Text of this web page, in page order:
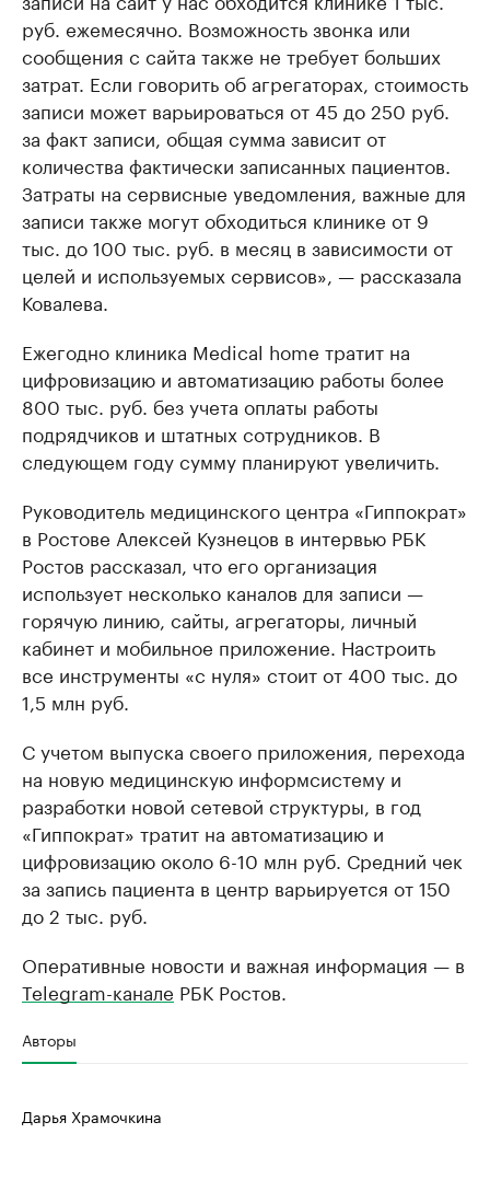
руб. ежемесячно. Возможность звонка или
сообщения с сайта также не требует больших
затрат. Если говорить об агрегаторах, стоимость
записи может варьироваться от 45 до 250 руб.
за факт записи, общая сумма зависит от
количества фактически записанных пациентов.
Затраты на сервисные уведомления, важные для
записи также могут обходиться клинике от 9
тыс. до 100 тыс. руб. в месяц в зависимости от
целей и используемых сервисов», — рассказала
Ковалева.
Ежегодно клиника Medical home тратит на
цифровизацию и автоматизацию работы более
800 тыс. руб. без учета оплаты работы
подрядчиков и штатных сотрудников. В
следующем году сумму планируют увеличить.
Руководитель медицинского центра «Гиппократ»
в Ростове Алексей Кузнецов в интервью РБК
Ростов рассказал, что его организация
использует несколько каналов для записи —
горячую линию, сайты, агрегаторы, личный
кабинет и мобильное приложение. Настроить
все инструменты «с нуля» стоит от 400 тыс. до
1,5 млн руб.
С учетом выпуска своего приложения, перехода
на новую медицинскую информсистему и
разработки новой сетевой структуры, в год
«Гиппократ» тратит на автоматизацию и
цифровизацию около 6-10 млн руб. Средний чек
за запись пациента в центр варьируется от 150
до 2 тыс. руб.
Оперативные новости и важная информация — в
Telegram-канале РБК Ростов.
Авторы
Дарья Храмочкина